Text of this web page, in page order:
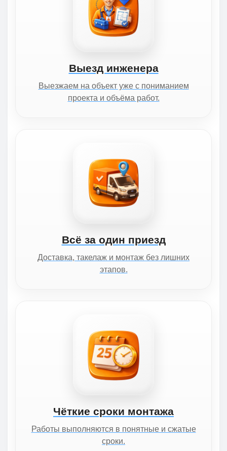
Выезд инженера
Выезжаем на объект уже с пониманием
проекта и объёма работ.
Всё за один приезд
Доставка, такелаж и монтаж без лишних
этапов.
Чёткие сроки монтажа
Работы выполняются в понятные и сжатые
сроки.